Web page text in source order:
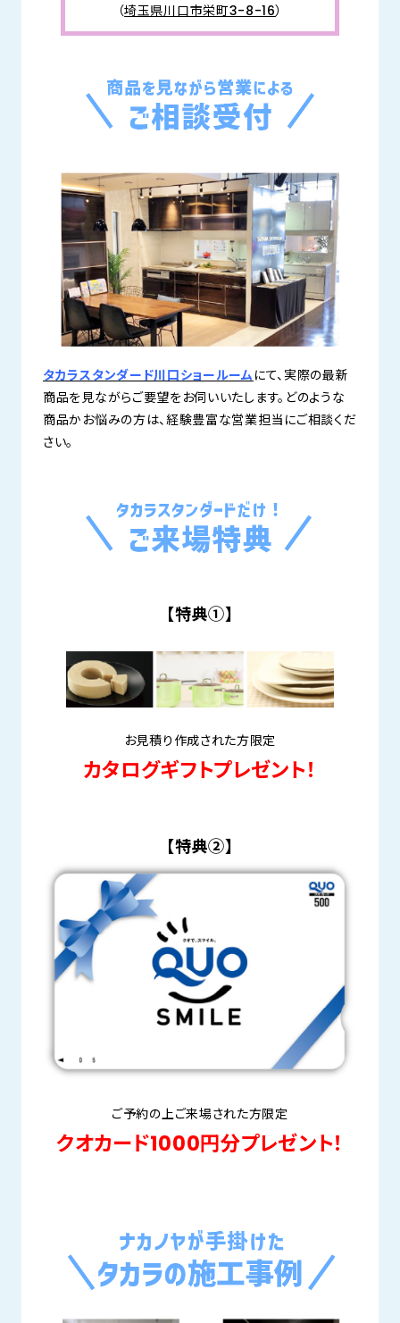
（埼玉県川口市栄町3-8-16）
タカラスタンダード川口ショールームにて、実際の最新
商品を見ながらご要望をお伺いいたします。どのような
商品かお悩みの方は、経験豊富な営業担当にご相談くだ
さい。
【特典①】
お見積り作成された方限定
カタログギフトプレゼント！
【特典②】
ご予約の上ご来場された方限定
クオカード1000円分プレゼント！